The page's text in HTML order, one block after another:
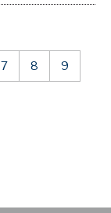
7 8 9